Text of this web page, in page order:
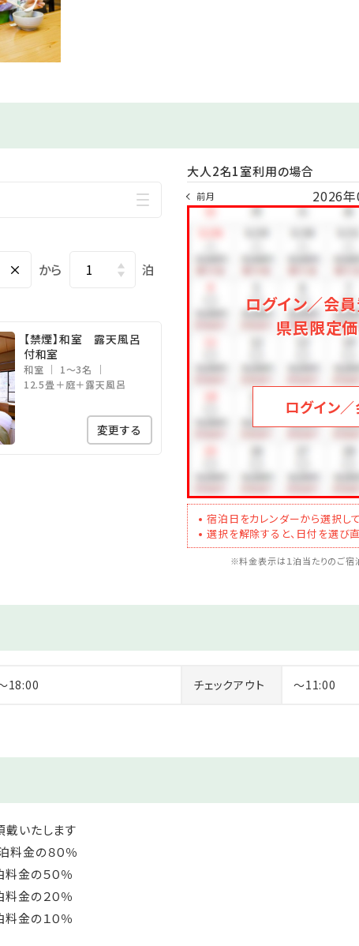
事前予約で2,850円
円 →事前予約で2,250円
でにお知らせください
みいただけます
話か予約時に備考欄へご記載ください
～10時
用意。ご予約不要、ご自身で空きを確認いただき、ご自由にお入り
2月1日以降のご予約に関するお知らせ】
うお願いいたします。
利用をお控えいただいております。
備考欄に記載するようお願い申し上げます。
× から 泊
【禁煙】和室 露天風呂
付和室
和室
1～3名
12.5畳＋庭＋露天風呂
変更する
大人2名1室利用の場合
前月 2026
ログイン／会員
県民限定
ログイン
宿泊日をカレンダーから選択し
選択を解除すると、日付を選び直
※料金表示は１泊当たりのご宿
18:00 チェックアウト ～11:00
戴いたします
８０％
の５０％
の２０％
の１０％